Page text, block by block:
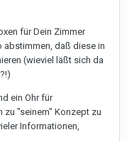
für Dein Zimmer
abstimmen, daß diese in
(wieviel läßt sich da
ein Ohr für
zu "seinem" Konzept zu
Informationen,